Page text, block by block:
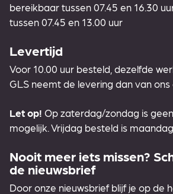
bereikbaar tussen 07.45 en 16.30
tussen 07.45 en 13.00 uur
Levertijd
Voor 10.00 uur besteld, dezelfde
GLS neemt de levering dan van ons
Let op! Op zaterdag/zondag is
mogelijk. Vrijdag besteld is maandag
Nooit meer iets missen?
de nieuwsbrief
Door onze nieuwsbrief blijf je op de